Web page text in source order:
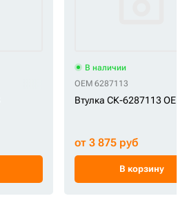
В наличии
OEM 6287113
Втулка СК-6287113 OEM
от 3 875 руб
В корзину